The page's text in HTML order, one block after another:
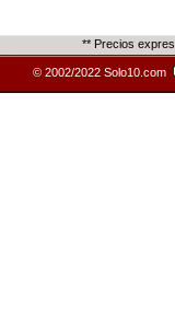
** Precios
© 2002/2022 Solo10.com